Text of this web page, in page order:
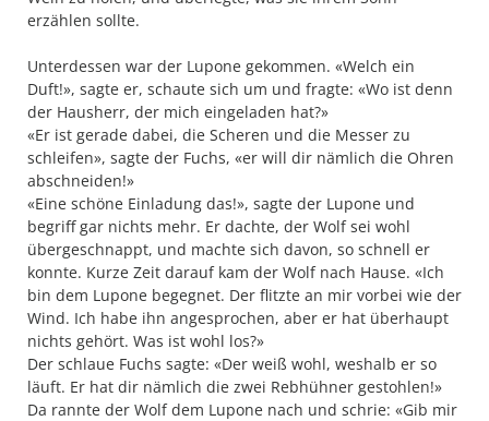
erzählen sollte.
Unterdessen war der Lupone gekommen. «Welch ein
Duft!», sagte er, schaute sich um und fragte: «Wo ist denn
der Hausherr, der mich eingeladen hat?»
«Er ist gerade dabei, die Scheren und die Messer zu
schlei­fen», sagte der Fuchs, «er will dir nämlich die Ohren
ab­schneiden!»
«Eine schöne Einladung das!», sagte der Lupone und
begriff gar nichts mehr. Er dachte, der Wolf sei wohl
übergeschnappt, und machte sich davon, so schnell er
konnte. Kurze Zeit darauf kam der Wolf nach Hause. «Ich
bin dem Lupone begegnet. Der flitzte an mir vorbei wie der
Wind. Ich habe ihn angesprochen, aber er hat überhaupt
nichts gehört. Was ist wohl los?»
Der schlaue Fuchs sagte: «Der weiß wohl, weshalb er so
läuft. Er hat dir nämlich die zwei Rebhühner gestohlen!»
Da rannte der Wolf dem Lupone nach und schrie: «Gib mir